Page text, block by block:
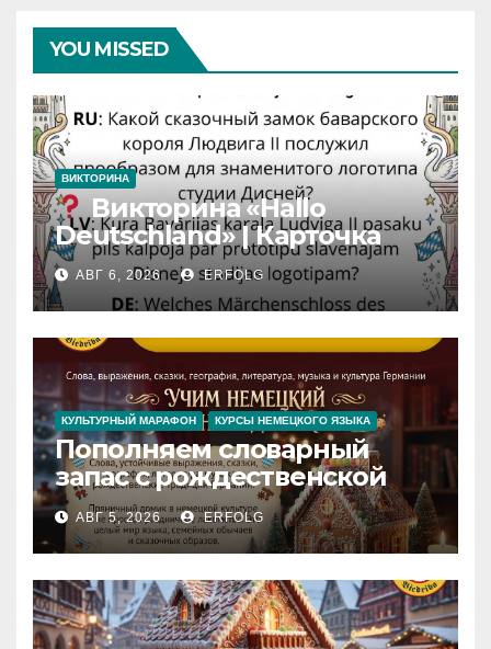
YOU MISSED
ВИКТОРИНА
Викторина «Hallo
Deutschland» | Карточка
№46
Замок вдохновения
Iedvesmas pils / Schloss der
Inspiration
АВГ 6, 2026 ERFOLG
КУЛЬТУРНЫЙ МАРАФОН КУРСЫ НЕМЕЦКОГО ЯЗЫКА
Пополняем словарный
запас с рождественской
сказкой! Учим немецкий
вместе с Lebkuchenhaus
АВГ 5, 2026 ERFOLG